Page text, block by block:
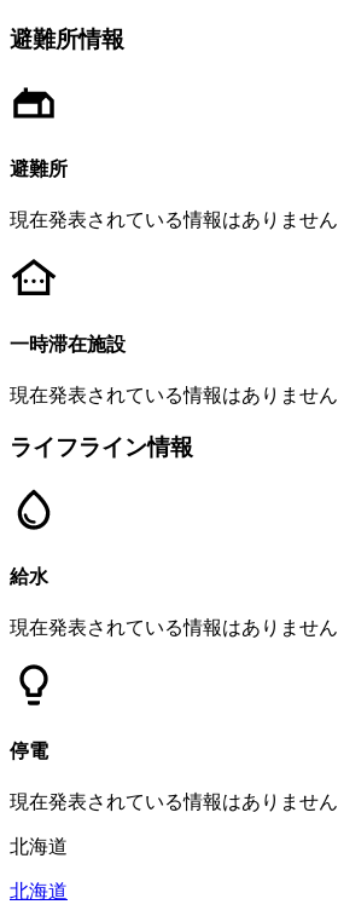
避難所情報
避難所
現在発表されている情報はありません
一時滞在施設
現在発表されている情報はありません
ライフライン情報
給水
現在発表されている情報はありません
停電
現在発表されている情報はありません
北海道
北海道